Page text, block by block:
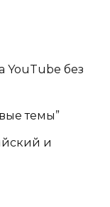
YouTube без
темы”
и